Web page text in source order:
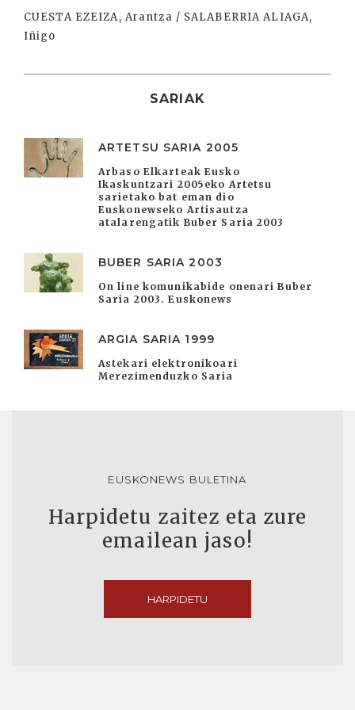
CUESTA EZEIZA, Arantza / SALABERRIA ALIAGA,
Iñigo
SARIAK
ARTETSU SARIA 2005
Arbaso Elkarteak Eusko
Ikaskuntzari 2005eko Artetsu
sarietako bat eman dio
Euskonewseko Artisautza
atalarengatik Buber Saria 2003
BUBER SARIA 2003
On line komunikabide onenari Buber
Saria 2003. Euskonews
ARGIA SARIA 1999
Astekari elektronikoari
Merezimenduzko Saria
EUSKONEWS BULETINA
Harpidetu zaitez eta zure
emailean jaso!
HARPIDETU